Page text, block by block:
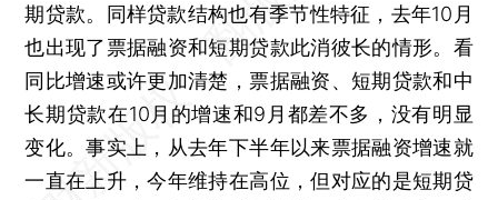
期贷款。同样贷款结构也有季节性特征，去年10月
也出现了票据融资和短期贷款此消彼长的情形。看
同比增速或许更加清楚，票据融资、短期贷款和中
长期贷款在10月的增速和9月都差不多，没有明显
变化。事实上，从去年下半年以来票据融资增速就
一直在上升，今年维持在高位，但对应的是短期贷